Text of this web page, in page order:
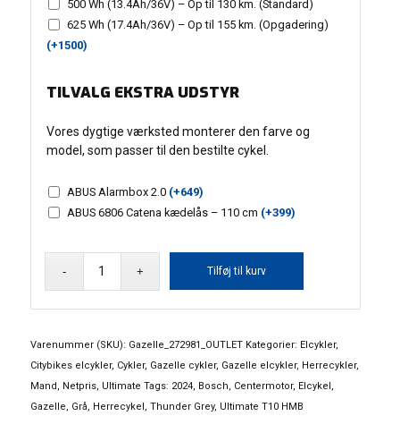
500 Wh (13.4Ah/36V) – Op til 130 km. (Standard)
625 Wh (17.4Ah/36V) – Op til 155 km. (Opgadering)
(+1500)
TILVALG EKSTRA UDSTYR
Vores dygtige værksted monterer den farve og
model, som passer til den bestilte cykel.
ABUS Alarmbox 2.0 (+649)
ABUS 6806 Catena kædelås – 110 cm (+399)
10
gear
antal
Tilføj til kurv
Varenummer (SKU): Gazelle_272981_OUTLET Kategorier: Elcykler,
Citybikes elcykler, Cykler, Gazelle cykler, Gazelle elcykler, Herrecykler,
Mand
Netpris, Ultimate Tags: 2024, Bosch Centermotor, Elcykel
Gazelle
Grå Herrecykel Thunder Grey, Ultimate T10 HMB